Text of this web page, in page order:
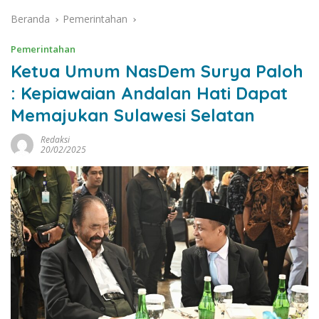
Beranda Pemerintahan
Pemerintahan
Ketua Umum NasDem Surya Paloh
: Kepiawaian Andalan Hati Dapat
Memajukan Sulawesi Selatan
Redaksi
20/02/2025